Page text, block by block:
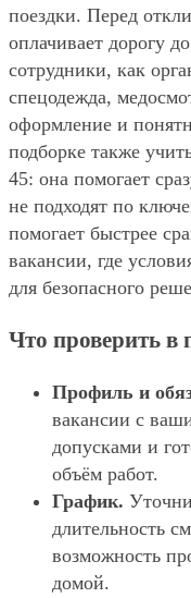
поездки. Перед
оплачивает дорогу
сотрудники, как
спецодежда,
оформление и
подборке также
45: она помогает
не подходят по
помогает быстрее
вакансии, где
для безопасного
Что проверить в
Профиль и
вакансии с
допусками и
объём работ.
График.
длительность
возможность
домой.